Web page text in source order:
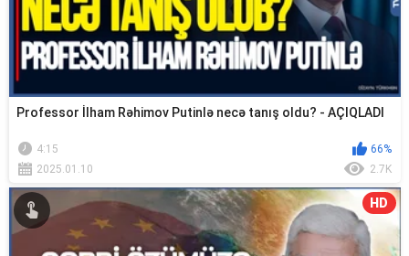
Professor İlham Rəhimov Putinlə necə tanış oldu? - AÇIQLADI
4:15
66%
2025.01.10
2.7K
HD